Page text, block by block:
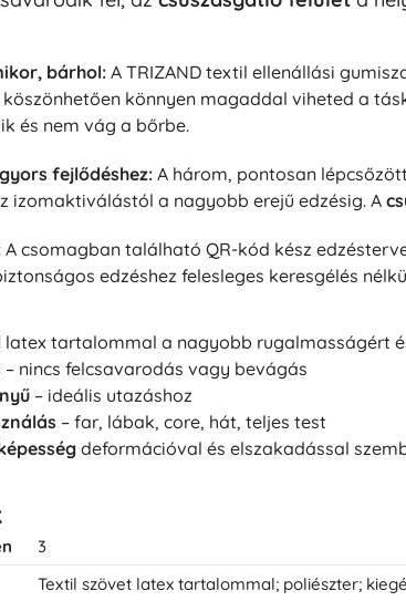
bárhol: A TRIZAND textil ellenállási
könnyen magaddal viheted a
és nem vág a bőrbe.
fejlődéshez: A három, pontosan
izomaktiválástól a nagyobb erejű edzésig. A
A csomagban található QR-kód kész
edzéshez felesleges keresgélés
latex tartalommal a nagyobb rugalmasságért
– nincs felcsavarodás vagy bevágás
– ideális utazáshoz
– far, lábak, core, hát, teljes test
deformációval és elszakadással
3
Textil szövet latex tartalommal; poliészter;